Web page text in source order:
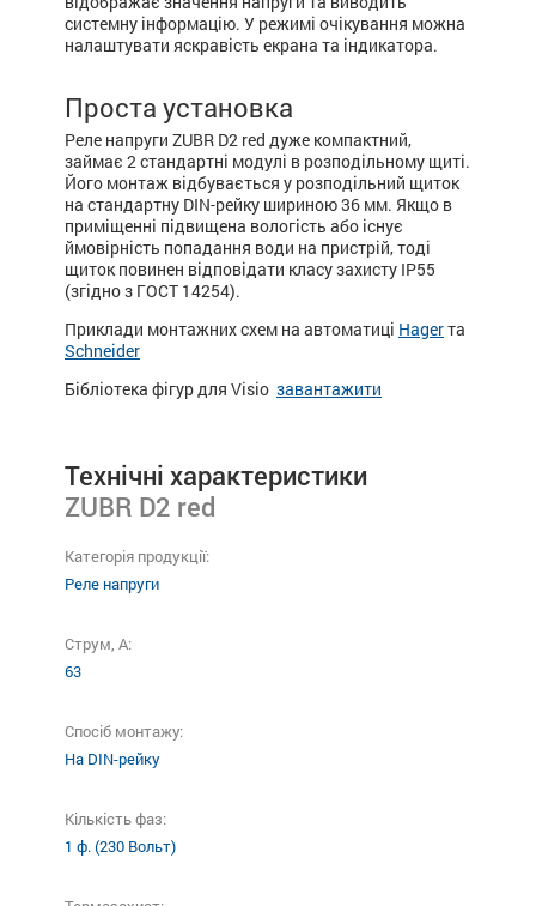
системну інформацію. У режимі очікування можна
налаштувати яскравість екрана та індикатора.
Проста установка
Реле напруги ZUBR D2 red дуже компактний,
займає 2 стандартні модулі в розподільному щиті.
Його монтаж відбувається у розподільний щиток
на стандартну DIN-рейку шириною 36 мм. Якщо в
приміщенні підвищена вологість або існує
ймовірність попадання води на пристрій, тоді
щиток повинен відповідати класу захисту IP55
(згідно з ГОСТ 14254).
Приклади монтажних схем на автоматиці Hagerта
Schneider
Бібліотека фігур для Visio завантажити
Технічні характеристики
ZUBR D2 red
Категорія продукції:
Реле напруги
Струм, А:
63
Спосіб монтажу:
На DIN-рейку
Кількість фаз:
1 ф. (230 Вольт)